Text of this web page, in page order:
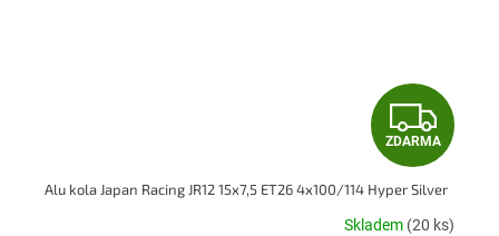
Z
D
A
ZDARMA
Alu kola Japan Racing JR12 15x7,5 ET26 4x100/114 Hyper Silver
Skladem (20 ks)